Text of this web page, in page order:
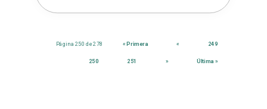
Página 250 de 278 « Primera « 249
250 251 » Última »